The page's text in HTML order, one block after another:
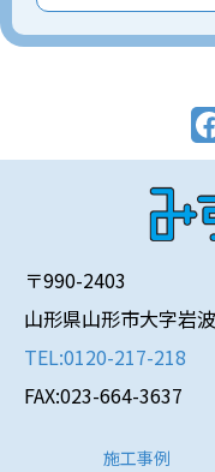
〒990-2403
山形県山形市大字岩
TEL:0120-217-218
FAX:023-664-3637
施工事例